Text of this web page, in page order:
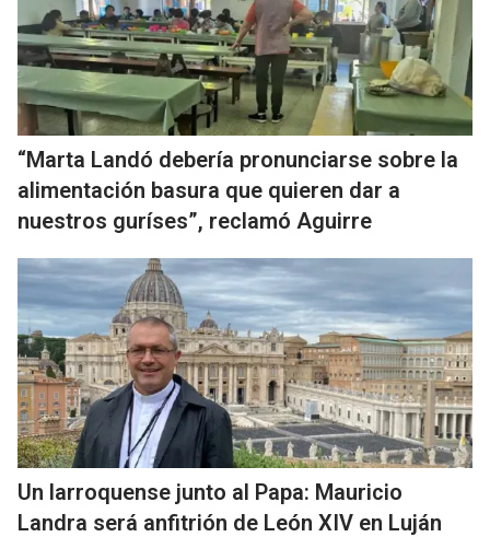
“Marta Landó debería pronunciarse sobre la
alimentación basura que quieren dar a
nuestros guríses”, reclamó Aguirre
Un larroquense junto al Papa: Mauricio
Landra será anfitrión de León XIV en Luján